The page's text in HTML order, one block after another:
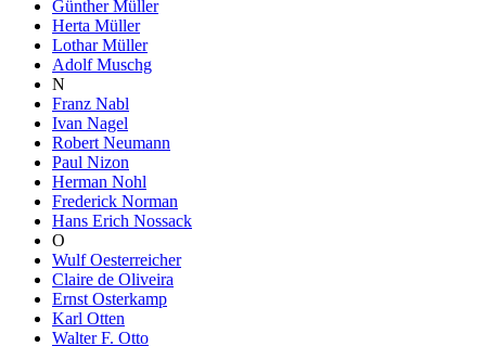
Günther Müller
Herta Müller
Lothar Müller
Adolf Muschg
N
Franz Nabl
Ivan Nagel
Robert Neumann
Paul Nizon
Herman Nohl
Frederick Norman
Hans Erich Nossack
O
Wulf Oesterreicher
Claire de Oliveira
Ernst Osterkamp
Karl Otten
Walter F. Otto